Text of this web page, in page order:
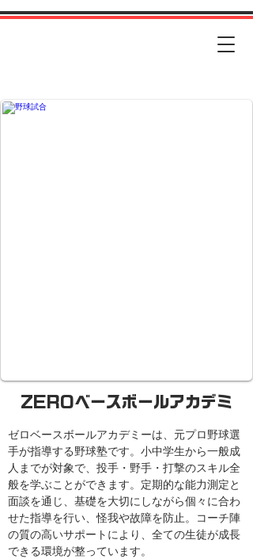
ZEROベースボールアカデミ
ゼロベースボールアカデミーは、元プロ野球選
手が指導する野球塾です。小中学生から一般成
人までが対象で、投手・野手・打撃のスキル全
般を学ぶことができます。定期的な能力測定と
面談を通じ、基礎を大切にしながら個々に合わ
せた指導を行い、怪我や故障を防止。コーチ陣
の質の高いサポートにより、全ての生徒が成長
できる環境が整っています。